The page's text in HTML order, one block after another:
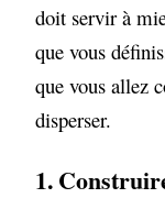
doit servir à
que vous
que vous allez
disperser.
1.